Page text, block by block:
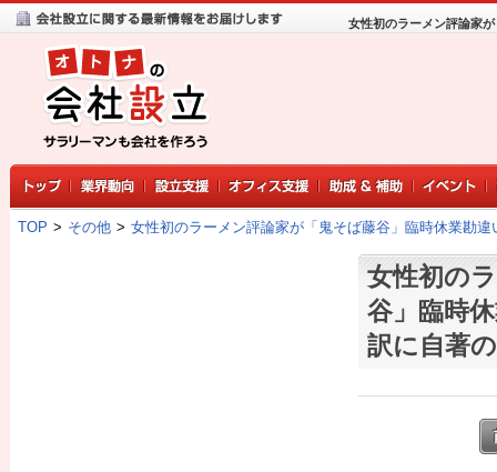
女性初のラーメン評論家
TOP > その他 > 女性初のラーメン評論家が「鬼そば藤谷」臨時休業勘
女性初の
谷」臨時
訳に自著